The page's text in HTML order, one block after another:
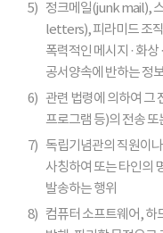
5) 정크메일(junk mail),
letters), 피라미드 조
폭력적인 메시지 · 화
공서양속에 반하는 정
6) 관련 법령에 의하여 그
프로그램 등)의 전송 또
7) 독립기념관의 직원이
사칭하여 또는 타인의
발송하는 행위
8) 컴퓨터 소프트웨어, 하